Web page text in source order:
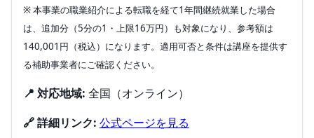
※ 本事業の職業紹介による転職を経て1年間継続就業した場合
は、追加分（5分の1・上限16万円）も対象になり、参考額は
140,001円（税込）になります。適用可否と条件は講座を提供す
る補助事業者にご確認ください。
📍 対応地域: 全国（オンライン）
🔗 詳細リンク: 公式ページを見る